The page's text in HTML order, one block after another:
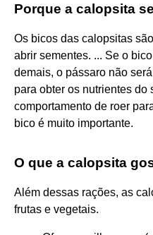
Porque a calopsita
Os bicos das calopsitas
abrir sementes. ... Se o
demais, o pássaro não
para obter os nutrientes do
comportamento de roer
bico é muito importante.
O que a calopsita
Além dessas rações, as
frutas e vegetais.